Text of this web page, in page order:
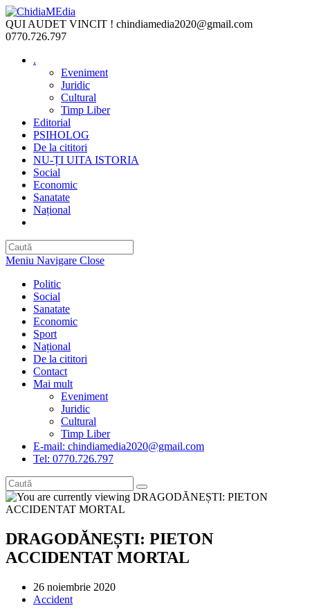
Skip
to
content
QUI AUDET VINCIT ! chindiamedia2020@gmail.com
0770.726.797
.
Eveniment
Juridic
Cultural
Timp Liber
Editorial
PSIHOLOG
De la cititori
NU-ȚI UITA ISTORIA
Social
Economic
Sanatate
Național
Meniu Navigare Close
Politic
Social
Sanatate
Economic
Sport
Național
De la cititori
Contact
Mai mult
Eveniment
Juridic
Cultural
Timp Liber
E-mail: chindiamedia2020@gmail.com
Tel: 0770.726.797
DRAGODĂNEȘTI: PIETON
ACCIDENTAT MORTAL
Post
published:
26 noiembrie 2020
Post
Accident